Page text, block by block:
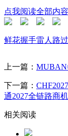
点我阅读全部内容
鲜花握手雷人 路过
上一篇：
下一篇：
通2027全链路商机
相关阅读